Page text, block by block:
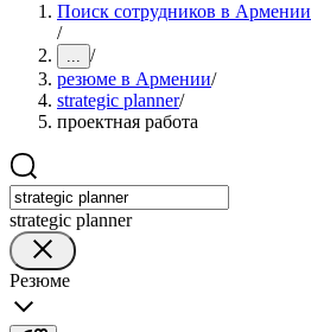
Поиск сотрудников в Армении
/
... /
резюме в Армении/
strategic planner/
проектная работа
strategic planner
Резюме